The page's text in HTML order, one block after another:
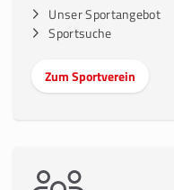
Unser Sportangebot
Sportsuche
Zum Sportverein